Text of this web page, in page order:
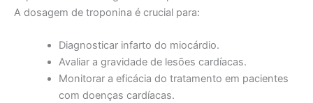
A dosagem de troponina é crucial para:
Diagnosticar infarto do miocárdio.
Avaliar a gravidade de lesões cardíacas.
Monitorar a eficácia do tratamento em pacientes
com doenças cardíacas.